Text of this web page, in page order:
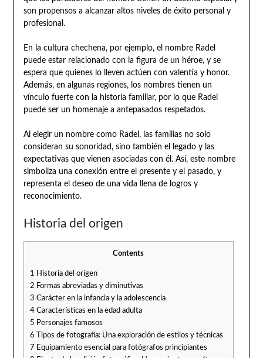
son propensos a alcanzar altos niveles de éxito personal y
profesional.
En la cultura chechena, por ejemplo, el nombre Radel
puede estar relacionado con la figura de un héroe, y se
espera que quienes lo lleven actúen con valentía y honor.
Además, en algunas regiones, los nombres tienen un
vínculo fuerte con la historia familiar, por lo que Radel
puede ser un homenaje a antepasados respetados.
Al elegir un nombre como Radel, las familias no solo
consideran su sonoridad, sino también el legado y las
expectativas que vienen asociadas con él. Así, este nombre
simboliza una conexión entre el presente y el pasado, y
representa el deseo de una vida llena de logros y
reconocimiento.
Historia del origen
Contents
1 Historia del origen
2 Formas abreviadas y diminutivas
3 Carácter en la infancia y la adolescencia
4Características en la edad adulta
5 Personajes famosos
6 Tipos de fotografía: Una exploración de estilos y técnicas
7 Equipamiento esencial para fotógrafos principiantes